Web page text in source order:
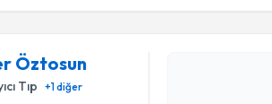
Öztosun
Tıp +1diğer